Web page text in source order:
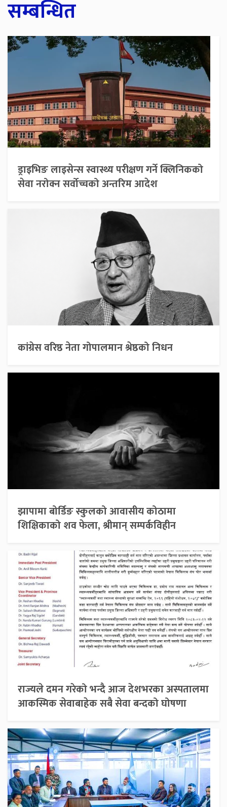
सम्बन्धित
ड्राइभिङ लाइसेन्स स्वास्थ्य परीक्षण गर्ने क्लिनिकको
सेवा नरोक्न सर्वोच्चको अन्तरिम आदेश
कांग्रेस वरिष्ठ नेता गोपालमान श्रेष्ठको निधन
झापामा बोर्डिङ स्कुलको आवासीय कोठामा
शिक्षिकाको शव फेला, श्रीमान् सम्पर्कविहीन
राज्यले दमन गरेको भन्दै आज देशभरका अस्पतालमा
आकस्मिक सेवाबाहेक सबै सेवा बन्दको घोषणा